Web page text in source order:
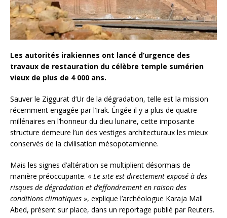
Les autorités irakiennes ont lancé d’urgence des
travaux de restauration du célèbre temple sumérien
vieux de plus de 4 000 ans.
Sauver le Ziggurat d’Ur de la dégradation, telle est la mission
récemment engagée par l’Irak. Érigée il y a plus de quatre
millénaires en l’honneur du dieu lunaire, cette imposante
structure demeure l’un des vestiges architecturaux les mieux
conservés de la civilisation mésopotamienne.
Mais les signes d’altération se multiplient désormais de
manière préoccupante. « Le site est directement exposé à des
risques de dégradation et d’effondrement en raison des
conditions climatiques », explique l’archéologue Karaja Mall
Abed, présent sur place, dans un reportage publié par Reuters.